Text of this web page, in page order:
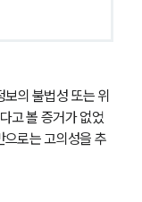
의 불법성 또는 위
고 볼 증거가 없었
으로는 고의성을 추